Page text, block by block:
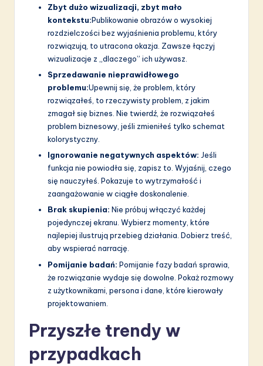
Zbyt dużo wizualizacji, zbyt mało
kontekstu:Publikowanie obrazów o wysokiej
rozdzielczości bez wyjaśnienia problemu, który
rozwiązują, to utracona okazja. Zawsze łączyj
wizualizacje z „dlaczego” ich używasz.
Sprzedawanie nieprawidłowego
problemu:Upewnij się, że problem, który
rozwiązałeś, to rzeczywisty problem, z jakim
zmagał się biznes. Nie twierdź, że rozwiązałeś
problem biznesowy, jeśli zmieniłeś tylko schemat
kolorystyczny.
Ignorowanie negatywnych aspektów: Jeśli
funkcja nie powiodła się, zapisz to. Wyjaśnij, czego
się nauczyłeś. Pokazuje to wytrzymałość i
zaangażowanie w ciągłe doskonalenie.
Brak skupienia: Nie próbuj włączyć każdej
pojedynczej ekranu. Wybierz momenty, które
najlepiej ilustrują przebieg działania. Dobierz treść,
aby wspierać narrację.
Pomijanie badań: Pomijanie fazy badań sprawia,
że rozwiązanie wydaje się dowolne. Pokaż rozmowy
z użytkownikami, persona i dane, które kierowały
projektowaniem.
Przyszłe trendy w
przypadkach